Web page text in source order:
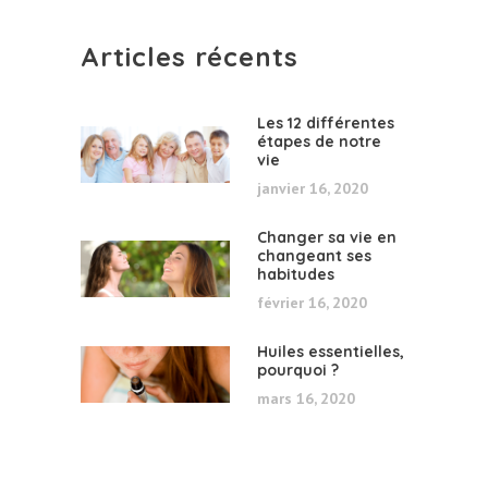
Articles récents
Les 12 différentes
étapes de notre
vie
janvier 16, 2020
Changer sa vie en
changeant ses
habitudes
février 16, 2020
Huiles essentielles,
pourquoi ?
mars 16, 2020